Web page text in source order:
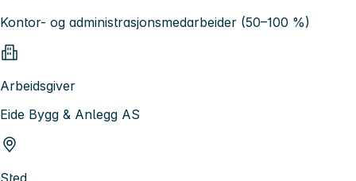
Kontor- og administrasjonsmedarbeider (50–100 %)
Arbeidsgiver
Eide Bygg & Anlegg AS